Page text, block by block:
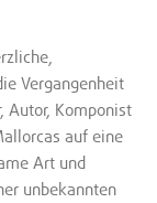
Vergangenheit
Autor, Komponist
auf eine
Art und
unbekannten